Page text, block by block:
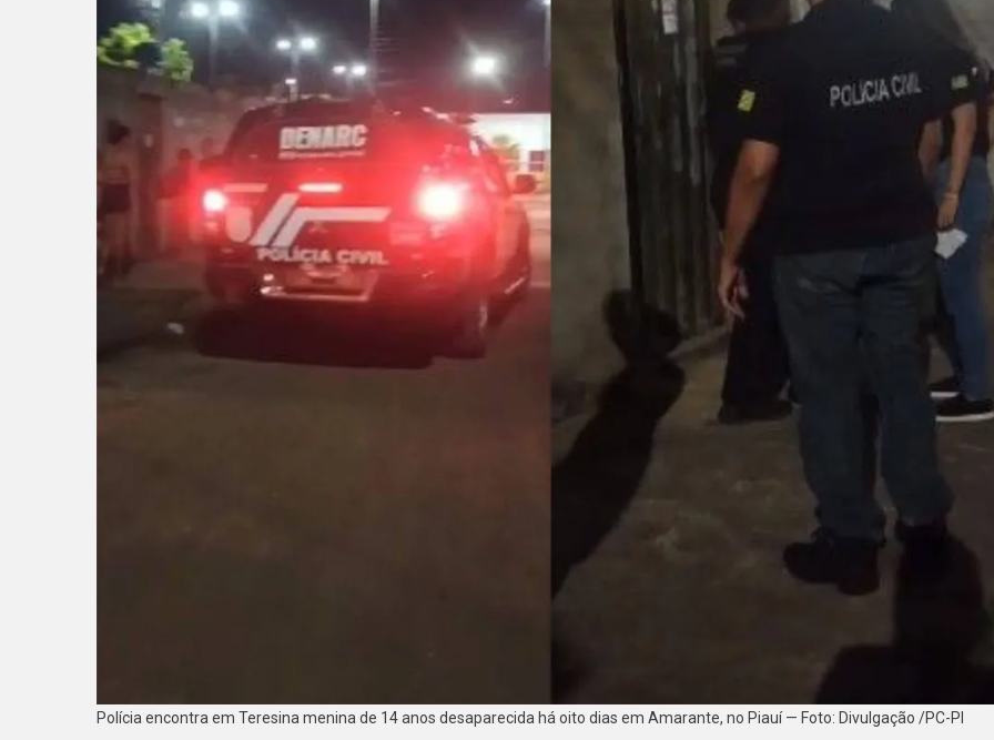
Polícia encontra em Teresina menina de 14 anos desaparecida há oito dias em Amarante, no Piauí — Foto: Divulgação /PC-PI